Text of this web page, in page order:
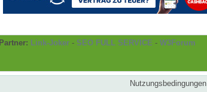
Partner: Link-Joker - SEO FULL SERVICE - W3Forum
Nutzungsbedingungen